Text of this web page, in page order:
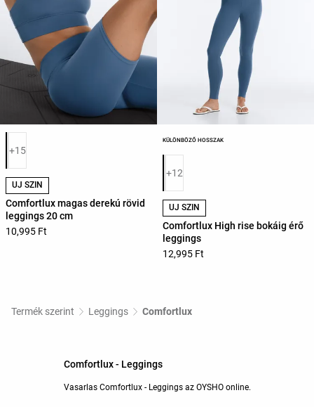
Termékszínek listája
+15
ÚJ SZÍN
Comfortlux magas derekú rövid
leggings 20 cm
10,995 Ft
KÜLÖNBÖZŐ HOSSZAK
Termékszínek listája
+12
ÚJ SZÍN
Comfortlux High rise bokáig érő
leggings
12,995 Ft
Termék szerint Leggings Comfortlux
Comfortlux - Leggings
Vasarlas Comfortlux - Leggings az OYSHO online.